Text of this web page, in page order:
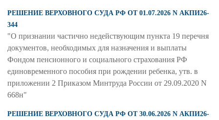
РЕШЕНИЕ ВЕРХОВНОГО СУДА РФ ОТ 01.07.2026 N АКПИ26-
344
"О признании частично недействующим пункта 19 перечня
документов, необходимых для назначения и выплаты
Фондом пенсионного и социального страхования РФ
единовременного пособия при рождении ребенка, утв. в
приложении 2 Приказом Минтруда России от 29.09.2020 N
668н"
РЕШЕНИЕ ВЕРХОВНОГО СУДА РФ ОТ 30.06.2026 N АКПИ26-